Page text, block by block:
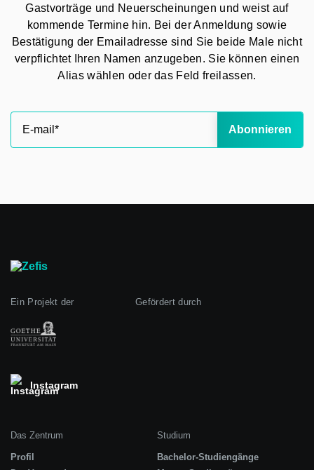
Gastvorträge und Neuerscheinungen und weist auf
kommende Termine hin. Bei der Anmeldung sowie
Bestätigung der Emailadresse sind Sie beide Male nicht
verpflichtet Ihren Namen anzugeben. Sie können einen
Alias wählen oder das Feld freilassen.
Abonnieren
Ein Projekt der Gefördert durch
Instagram
Das Zentrum
Profil
Studium
Bachelor-Studiengänge